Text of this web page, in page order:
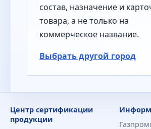
состав, назначение и
товара, а не только на
коммерческое название.
Выбрать другой город
Центр сертификации
продукции